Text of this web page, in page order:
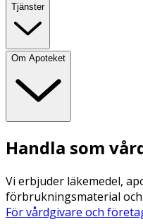
Tjänster
Om Apoteket
Handla som
Vi erbjuder läkemedel,
förbrukningsmaterial
För vårdgivare och